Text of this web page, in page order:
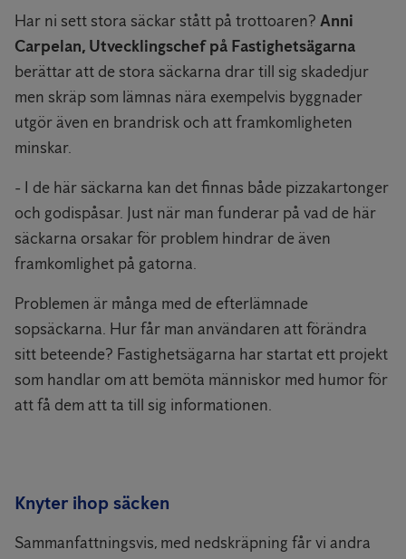
Har ni sett stora säckar stått på trottoaren? Anni
Carpelan, Utvecklingschef på Fastighetsägarna
berättar att de stora säckarna drar till sig skadedjur
men skräp som lämnas nära exempelvis byggnader
utgör även en brandrisk och att framkomligheten
minskar.
- I de här säckarna kan det finnas både pizzakartonger
och godispåsar. Just när man funderar på vad de här
säckarna orsakar för problem hindrar de även
framkomlighet på gatorna.
Problemen är många med de efterlämnade
sopsäckarna. Hur får man användaren att förändra
sitt beteende? Fastighetsägarna har startat ett projekt
som handlar om att bemöta människor med humor för
att få dem att ta till sig informationen.
Knyter ihop säcken
Sammanfattningsvis, med nedskräpning får vi andra